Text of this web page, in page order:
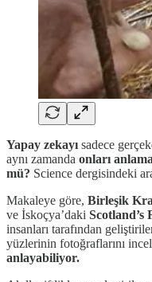
Yapay zekayı sadece
aynı zamanda onları
mü? Science dergisindeki
Makaleye göre, Birleşik
ve İskoçya’daki Scotland’s
insanları tarafından
yüzlerinin fotoğraflarını
anlayabiliyor.